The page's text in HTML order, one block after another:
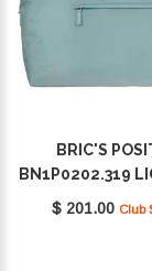
BRIC'S
BN1P0202.319
$ 201.00 Club